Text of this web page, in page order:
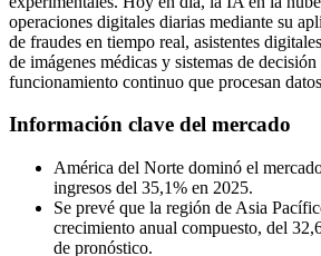
operaciones digitales diarias mediante su
de fraudes en tiempo real, asistentes
de imágenes médicas y sistemas de
funcionamiento continuo que procesan
Información clave del mercado
América del Norte dominó el
ingresos del 35,1% en 2025.
Se prevé que la región de Asia
crecimiento anual compuesto, del
de pronóstico.